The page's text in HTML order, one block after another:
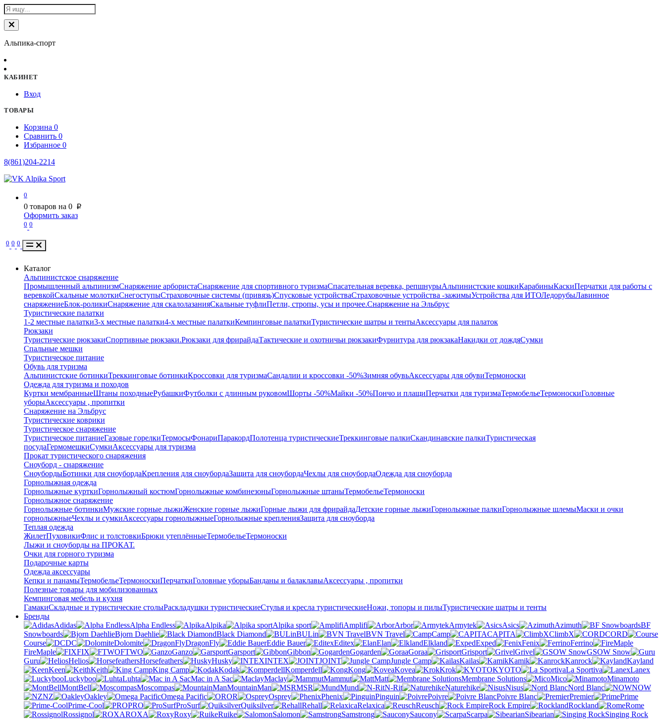
Альпика-спорт
КАБИНЕТ
Вход
ТОВАРЫ
Корзина 0
Сравнить 0
Избранное 0
8(861)204-2214
0
0 товаров на 0 p
Оформить заказ
0 0
0 0 0
Каталог
Альпинистское снаряжение
Промышленный альпинизмСнаряжение арбористаСнаряжение для спортивного туризмаСпасательная веревка, репшнурыАльпинистские кошкиКарабиныКаскиПерчатки для работы с
веревкойСкальные молоткиСнегоступыСтраховочные системы (привязь)Спусковые устройстваСтраховочные устройства -зажимыУстройства для ИТОЛедорубыЛавинное
снаряжениеБлок-роликиСнаряжение для скалолазанияСкальные туфлиПетли, стропы, усы и прочее.Снаряжение на Эльбрус
Туристические палатки
1-2 местные палатки3-х местные палатки4-х местные палаткиКемпинговые палаткиТуристические шатры и тентыАксессуары для палаток
Рюкзаки
Туристические рюкзакиСпортивные рюкзаки.Рюкзаки для фрирайдаТактические и охотничьи рюкзакиФурнитура для рюкзакаНакидки от дождяСумки
Спальные мешки
Туристическое питание
Обувь для туризма
Альпинистские ботинкиТреккинговые ботинкиКроссовки для туризмаСандалии и кроссовки -50%Зимняя обувьАксессуары для обувиТермоноски
Одежда для туризма и походов
Куртки мембранныеШтаны походныеРубашкиФутболки с длинным руковомШорты -50%Майки -50%Пончо и плащиПерчатки для туризмаТермобельеТермоноскиГоловные
уборыАксессуары , пропитки
Снаряжение на Эльбрус
Туристические коврики
Туристическое снаряжение
Туристическое питаниеГазовые горелкиТермосыФонариПаракордПолотенца туристическиеТреккинговые палкиСкандинавские палкиТуристическая
посудаГермомешкиСумкиАксессуары для туризма
Прокат туристического снаряжения
Сноуборд - снаряжение
СноубордыБотинки для сноубордаКрепления для сноубордаЗащита для сноубордаЧехлы для сноубордаОдежда для сноуборда
Горнолыжная одежда
Горнолыжные курткиГорнолыжный костюмГорнолыжные комбинезоныГорнолыжные штаныТермобельеТермоноски
Горнолыжное снаряжение
Горнолыжные ботинкиМужские горные лыжиЖенские горные лыжиГорные лыжи для фрирайдаДетские горные лыжиГорнолыжные палкиГорнолыжные шлемыМаски и очки
горнолыжныеЧехлы и сумкиАксессуары горнолыжныеГорнолыжные крепленияЗащита для сноуборда
Теплая одежда
ЖилетПуховикиФлис и толстовкиБрюки утеплённыеТермобельеТермоноски
Лыжи и сноуборды на ПРОКАТ.
Очки для горного туризма
Подарочные карты
Одежда аксессуары
Кепки и панамыТермобельеТермоноскиПерчаткиГоловные уборыБанданы и балаклавыАксессуары , пропитки
Полезные товары для мобилизованных
Кемпинговая мебель и кухня
ГамакиСкладные и туристические столыРаскладушки туристическиеСтулья и кресла туристическиеНожи, топоры и пилыТуристические шатры и тенты
Бренды
Adidas
Alpha Endless Alpika Alpika sport Amplifi Arbor Armytek Asics Azimuth
BF
Snowboards
Bjorn Daehlie Black Diamond BULin BVN Travel Camp CAPITA ClimbX
CORD
Course
DC Dolomite DragonFly Eddie Bauer Editex Elan Elkland Exped Fenix
Ferrino
FireMaple
FIX FTWO Ganzo Garsport Gibbon Gogarden Goraa Grisport Grivel
GSOW Snow
Guru
Helios Horsefeathers Husky INTEX JOINT Jungle Camp Kailas Kamik Kanrock
Kayland
Keen
Keith King Camp Kodak Komperdell Kong Kovea Krok KYOTO La Sportiva
Lanex
Luckyboo
Luhta Mac in A Sac Maclay Mammut Matt Membrane Solutions Mico
Minamoto
MontBell
Moscompas MountainMan MSR Mund N-Rit Naturehike Nisus Nord Blanc
NOW
NZ
Oakley Omega Pacific OR Osprey Phenix Pinguin Poivre Poivre Blanc Premier
Prime
Prime-Cool
PRO ProSurf Quiksilver Rehall Relaxica Reusch Rock Empire Rockland
Rome
Rossignol
ROXA Roxy Ruike Salomon Samstrong Saucony Scarpa Sibearian Singing Rock